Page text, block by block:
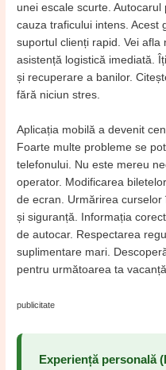
unei escale scurte.
cauza traficului intens. Acest
suportul clienți rapid. Vei
asistență logistică imediată.
și recuperare a banilor.
fără niciun stres.
Aplicația mobilă a devenit
Foarte multe probleme se
telefonului. Nu este mereu
operator. Modificarea
de ecran. Urmărirea
și siguranță. Informația
de autocar. Respectarea
suplimentare mari.
pentru următoarea ta
publicitate
Experiență personală